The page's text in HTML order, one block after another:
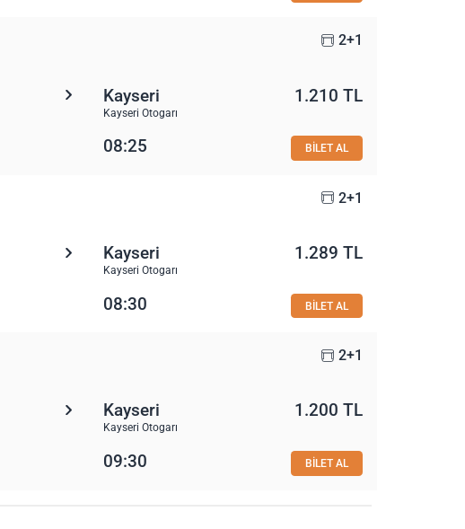
2+1
Kayseri
Kayseri Otogarı
1.210 TL
08:25 BİLET AL
2+1
Kayseri
Kayseri Otogarı
1.289 TL
08:30 BİLET AL
2+1
Kayseri
Kayseri Otogarı
1.200 TL
09:30 BİLET AL